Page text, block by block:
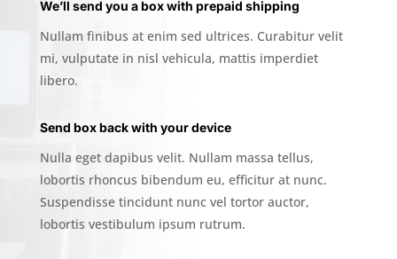
We’ll send you a box with prepaid shipping
Nullam finibus at enim sed ultrices. Curabitur velit
mi, vulputate in nisl vehicula, mattis imperdiet
libero.
Send box back with your device
Nulla eget dapibus velit. Nullam massa tellus,
lobortis rhoncus bibendum eu, efficitur at nunc.
Suspendisse tincidunt nunc vel tortor auctor,
lobortis vestibulum ipsum rutrum.